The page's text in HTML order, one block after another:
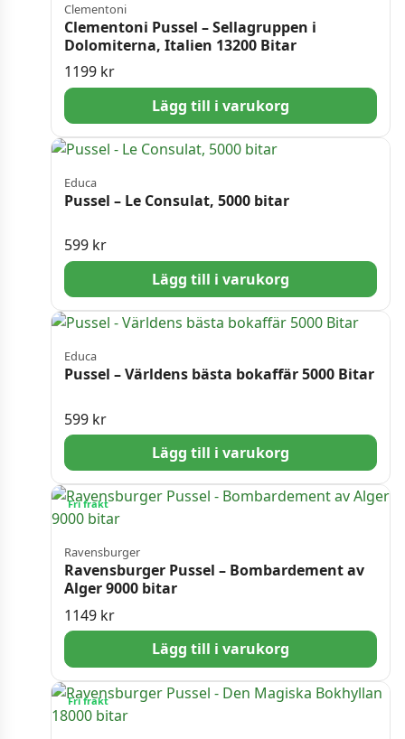
Clementoni
Clementoni Pussel – Sellagruppen i
Dolomiterna, Italien 13200 Bitar
1199 kr
Lägg till i varukorg
Educa
Pussel – Le Consulat, 5000 bitar
599 kr
Lägg till i varukorg
Educa
Pussel – Världens bästa bokaffär 5000 Bitar
599 kr
Lägg till i varukorg
Fri frakt
Ravensburger
Ravensburger Pussel – Bombardement av
Alger 9000 bitar
1149 kr
Lägg till i varukorg
Fri frakt